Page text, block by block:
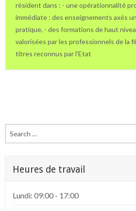
résident dans : - une opérationnalité
immédiate : des enseignements axés
pratique, - des formations de haut
valorisées par les professionnels de la
titres reconnus par l'Etat
Heures de travail
Lundi: 09:00 - 17:00